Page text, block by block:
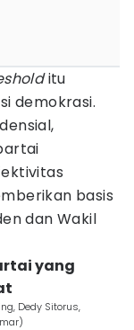
itu
demokrasi.
basis
dan Wakil
yang
Dedy Sitorus,